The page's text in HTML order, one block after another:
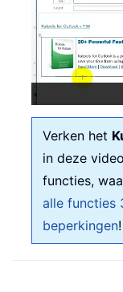
Verken het
in deze
functies,
alle functies
beperkingen!